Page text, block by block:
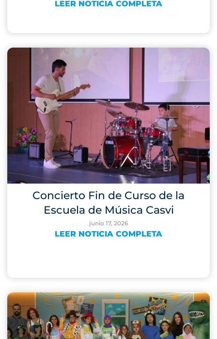
LEER NOTICIA COMPLETA
Concierto Fin de Curso de la
Escuela de Música Casvi
junio 17, 2026
LEER NOTICIA COMPLETA